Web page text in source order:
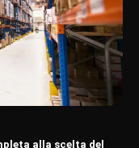
alla scelta del